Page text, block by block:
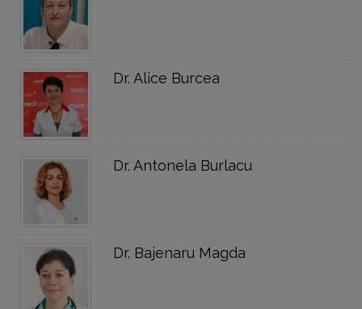
Dr. Alice Burcea
Dr. Antonela Burlacu
Dr. Bajenaru Magda